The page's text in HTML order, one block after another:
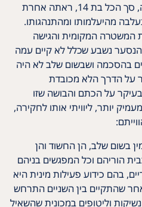
אלא שכפי הנראה אותה צעירה, סך הכל בת 14, ראתה אחרת
מהיעלמותו ומהתנהגותו.
המשטרה המקומית והגישה
נשבע שכלל לא קיים עמה
בהסכמה ושבשום שלב לא היה
על הדרך הלא מכובדת
על הכתם והבושה שזו
יותר, ליוויתי אותו לחקירה,
בשום שלב, הן החשוד והן
הוריהם וכל המפגשים בניהם
בהם כידוע פעילות מינית היא
שהתקיים בין השניים התרחש
וליטופים במכונית שהשאיל